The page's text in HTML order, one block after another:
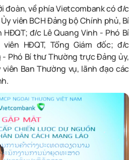
đoàn, về phía Vietcombank có đ/c
viên BCH Đảng bộ Chính phủ, Bí
đ/c Lê Quang Vinh - Phó Bí
HĐQT, Tổng Giám đốc; đ/c
- Phó Bí thư Thường trực Đảng ủy,
Ban Thường vụ, lãnh đạo các